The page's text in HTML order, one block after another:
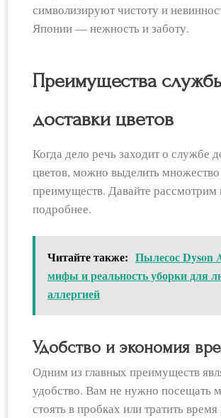
символизируют чистоту и
Японии — нежность и заботу.
Преимущества
доставки цветов
Когда дело речь заходит о службе
цветов, можно выделить множество
преимуществ. Давайте рассмотрим
подробнее.
Читайте также: Пылесос Dyson
мифы и реальность уборки для
аллергией
Удобство и экономия
Одним из главных преимуществ
удобство. Вам не нужно посещать
стоять в пробках или тратить